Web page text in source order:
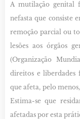
A mutilação genital
nefasta que consiste
remoção parcial ou
lesões aos órgãos
(Organização
direitos e liberdades
que afeta, pelo
Estima-se que
afetadas por esta